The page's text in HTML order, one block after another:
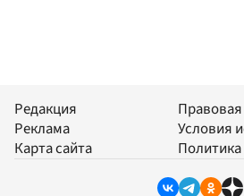
Редакция
Реклама
Карта сайта
Условия